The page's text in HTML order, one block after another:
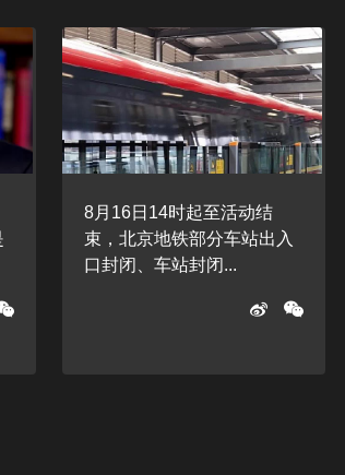
8月16日14时起至活动结
束，北京地铁部分车站出入
口封闭、车站封闭...